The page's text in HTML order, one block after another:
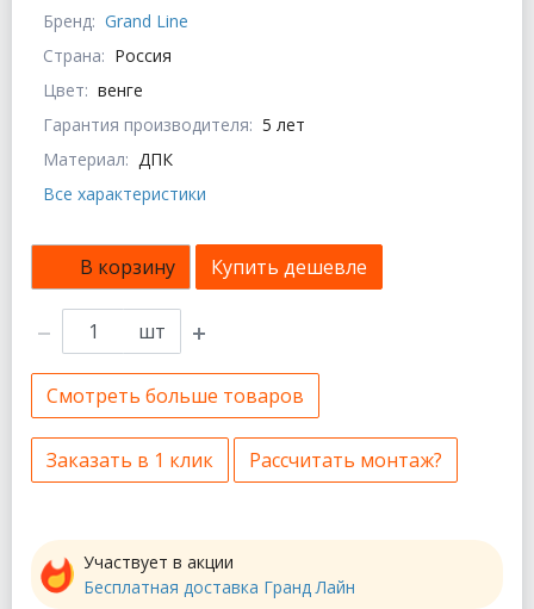
Бренд: Grand Line
Страна: Россия
Цвет: венге
Гарантия производителя: 5 лет
Материал: ДПК
Все характеристики
В корзину Купить дешевле
шт
Смотреть больше товаров
Заказать в 1 клик Рассчитать монтаж?
Участвует в акции
Бесплатная доставка Гранд Лайн